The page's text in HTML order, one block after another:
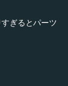
ぎるとパーツ